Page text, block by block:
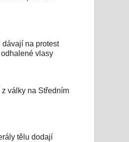
dávají na protest
vlasy
války na Středním
tělu dodají